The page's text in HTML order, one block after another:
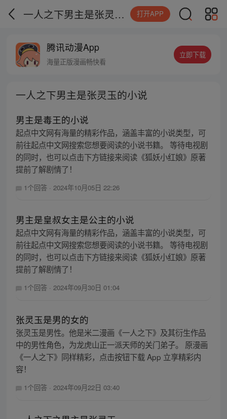
一人之下男主是张灵玉的小说 打开APP
腾讯动漫App
海量正版漫画畅快看
立即下载
一人之下男主是张灵玉的小说
男主是毒王的小说
起点中文网有海量的精彩作品，涵盖丰富的小说类型，可
前往起点中文网搜索您想要阅读的小说书籍。 等待电视剧
的同时，也可以点击下方链接来阅读《狐妖小红娘》原著
提前了解剧情了！
1个回答 · 2024年10月05日 22:26
男主是皇叔女主是公主的小说
起点中文网有海量的精彩作品，涵盖丰富的小说类型，可
前往起点中文网搜索您想要阅读的小说书籍。 等待电视剧
的同时，也可以点击下方链接来阅读《狐妖小红娘》原著
提前了解剧情了！
1个回答 · 2024年09月30日 01:04
张灵玉是男的女的
张灵玉是男性。他是米二漫画《一人之下》及其衍生作品
中的男性角色，为龙虎山正一派天师的关门弟子。 原漫画
《一人之下》同样精彩，点击按钮下载 App 立享精彩内
容！
1个回答 · 2024年09月22日 03:40